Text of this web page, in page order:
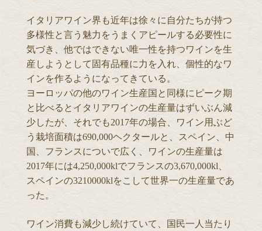
イタリアワイン界も近年は徐々に自分たちが持つ
多様性と言う魅力をうまくアピールする必要性に
気づき、他ではできない唯一性を持つワインを生
産しようとして固有品種に力を入れ、個性的なワ
インを作るようになってきている。
ヨーロッパの他のワイン生産国と同様にピーク期
と比べるとイタリアワインの生産量はずいぶん減
少したが、それでも2017年の場合、ワイン用ぶど
う栽培面積は690,000ヘクタールと、スペイン、中
国、フランスについで広く、ワインの生産量は
2017年には4,250,000klでフランスの3,670,000kl、
スペインの3210000klをこして世界一の生産量であ
った。
ワイン消費も減少し続けていて、国民一人当たり